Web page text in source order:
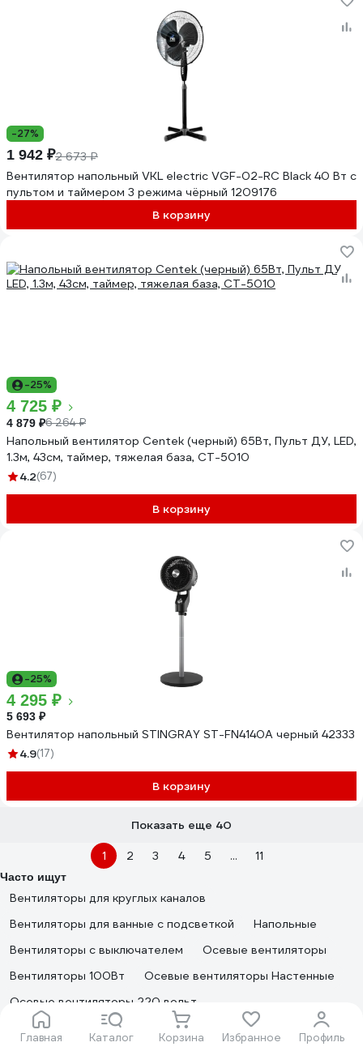
Главная Каталог Корзина Избранное Профиль
-27%
1 942 ₽2 673 ₽
Вентилятор напольный VKL electric VGF-02-RC Black 40 Вт с
пультом и таймером 3 режима чёрный 1209176
В корзину
-25%
4 725 ₽
4 879 ₽6 264 ₽
Напольный вентилятор Centek (черный) 65Вт, Пульт ДУ, LED,
1.3м, 43см, таймер, тяжелая база, CT-5010
4.2(67)
В корзину
-25%
4 295 ₽
5 693 ₽
Вентилятор напольный STINGRAY ST-FN4140A черный 42333
4.9(17)
В корзину
Показать еще 40
1 2 3 4 5 ... 11
Часто ищут
Вентиляторы для круглых каналов
Вентиляторы для ванные с подсветкой
Напольные
Вентиляторы с выключателем
Осевые вентиляторы
Вентиляторы 100Вт
Осевые вентиляторы Настенные
Осевые вентиляторы 220 вольт
Настенные вытяжки для ванной диаметр 100 мм